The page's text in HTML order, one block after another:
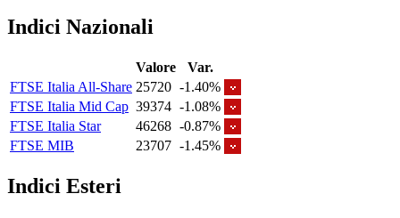
Indici Nazionali
Valore
Var.
FTSE Italia All-Share 25720 -1.40%
FTSE Italia Mid Cap 39374 -1.08%
FTSE Italia Star
46268 -0.87%
FTSE MIB
23707 -1.45%
Indici Esteri